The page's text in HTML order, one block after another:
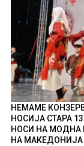
НЕМАМЕ
НОСИЈА СТАРА
НОСИ НА МОДНА
НА МАКЕДОНИЈА